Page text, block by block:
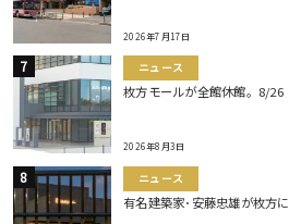
2026年7月17日
ニュース
枚方モールが全館休館。8/26
2026年8月3日
ニュース
有名建築家･安藤忠雄が枚方に